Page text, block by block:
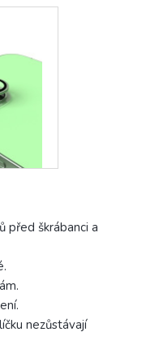
před škrábanci a
nezůstávají